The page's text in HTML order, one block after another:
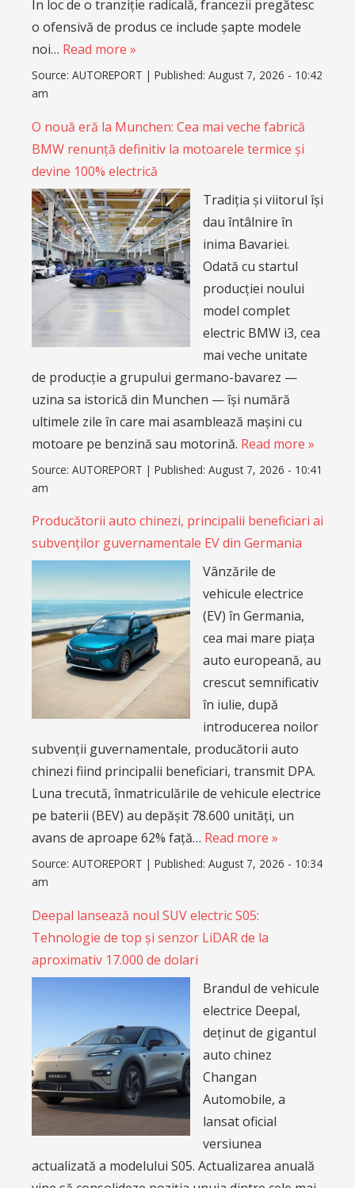
În loc de o tranziție radicală, francezii pregătesc
o ofensivă de produs ce include șapte modele
noi… Read more »
Source: AUTOREPORT | Published: August 7, 2026 - 10:42
am
O nouă eră la Munchen: Cea mai veche fabrică
BMW renunță definitiv la motoarele termice și
devine 100% electrică
Tradiția și viitorul își
dau întâlnire în
inima Bavariei.
Odată cu startul
producției noului
model complet
electric BMW i3, cea
mai veche unitate
de producție a grupului germano-bavarez —
uzina sa istorică din Munchen — își numără
ultimele zile în care mai asamblează mașini cu
motoare pe benzină sau motorină. Read more »
Source: AUTOREPORT | Published: August 7, 2026 - 10:41
am
Producătorii auto chinezi, principalii beneficiari ai
subvenților guvernamentale EV din Germania
Vânzările de
vehicule electrice
(EV) în Germania,
cea mai mare piața
auto europeană, au
crescut semnificativ
în iulie, după
introducerea noilor
subvenții guvernamentale, producătorii auto
chinezi fiind principalii beneficiari, transmit DPA.
Luna trecută, înmatriculările de vehicule electrice
pe baterii (BEV) au depășit 78.600 unități, un
avans de aproape 62% față… Read more »
Source: AUTOREPORT | Published: August 7, 2026 - 10:34
am
Deepal lansează noul SUV electric S05:
Tehnologie de top și senzor LiDAR de la
aproximativ 17.000 de dolari
Brandul de vehicule
electrice Deepal,
deținut de gigantul
auto chinez
Changan
Automobile, a
lansat oficial
versiunea
actualizată a modelului S05. Actualizarea anuală